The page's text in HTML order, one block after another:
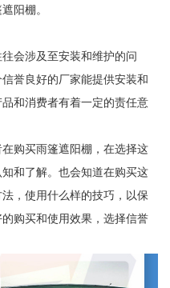
阳棚。
会涉及至安装和维护的问
誉良好的厂家能提供安装和
和消费者有着一定的责任意
购买雨篷遮阳棚，在选择这
和了解。也会知道在购买这
，使用什么样的技巧，以保
购买和使用效果，选择信誉